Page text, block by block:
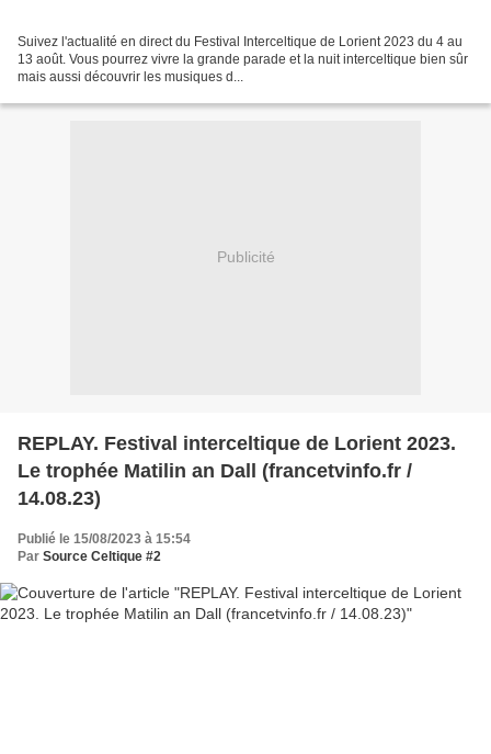
Suivez l'actualité en direct du Festival Interceltique de Lorient 2023 du 4 au
13 août. Vous pourrez vivre la grande parade et la nuit interceltique bien sûr
mais aussi découvrir les musiques d...
Publicité
REPLAY. Festival interceltique de Lorient 2023.
Le trophée Matilin an Dall (francetvinfo.fr /
14.08.23)
Publié le 15/08/2023 à 15:54
Par Source Celtique #2